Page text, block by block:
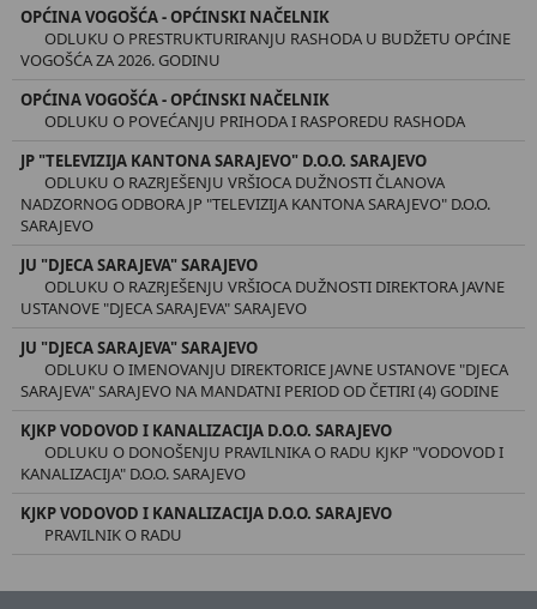
OPĆINA VOGOŠĆA - OPĆINSKI NAČELNIK
ODLUKU O PRESTRUKTURIRANJU RASHODA U BUDŽETU OPĆINE
VOGOŠĆA ZA 2026. GODINU
OPĆINA VOGOŠĆA - OPĆINSKI NAČELNIK
ODLUKU O POVEĆANJU PRIHODA I RASPOREDU RASHODA
JP "TELEVIZIJA KANTONA SARAJEVO" D.O.O. SARAJEVO
ODLUKU O RAZRJEŠENJU VRŠIOCA DUŽNOSTI ČLANOVA
NADZORNOG ODBORA JP "TELEVIZIJA KANTONA SARAJEVO" D.O.O.
SARAJEVO
JU "DJECA SARAJEVA" SARAJEVO
ODLUKU O RAZRJEŠENJU VRŠIOCA DUŽNOSTI DIREKTORA JAVNE
USTANOVE "DJECA SARAJEVA" SARAJEVO
JU "DJECA SARAJEVA" SARAJEVO
ODLUKU O IMENOVANJU DIREKTORICE JAVNE USTANOVE "DJECA
SARAJEVA" SARAJEVO NA MANDATNI PERIOD OD ČETIRI (4) GODINE
KJKP VODOVOD I KANALIZACIJA D.O.O. SARAJEVO
ODLUKU O DONOŠENJU PRAVILNIKA O RADU KJKP "VODOVOD I
KANALIZACIJA" D.O.O. SARAJEVO
KJKP VODOVOD I KANALIZACIJA D.O.O. SARAJEVO
PRAVILNIK O RADU